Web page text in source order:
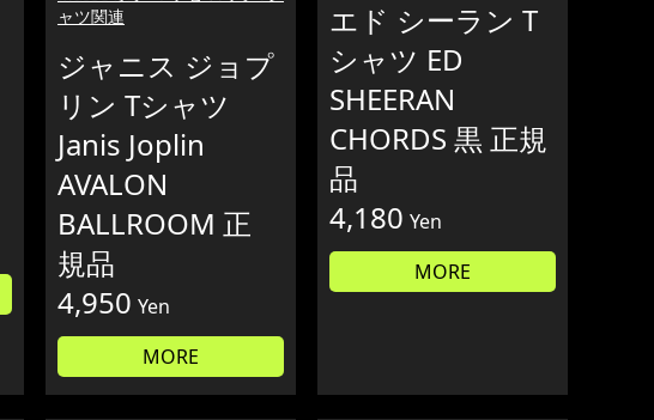
ャツ関連
ジャニス ジョプ
リン Tシャツ
Janis Joplin
AVALON
BALLROOM 正
規品
4,950 Yen
MORE
エド シーラン T
シャツ ED
SHEERAN
CHORDS 黒 正規
品
4,180 Yen
MORE